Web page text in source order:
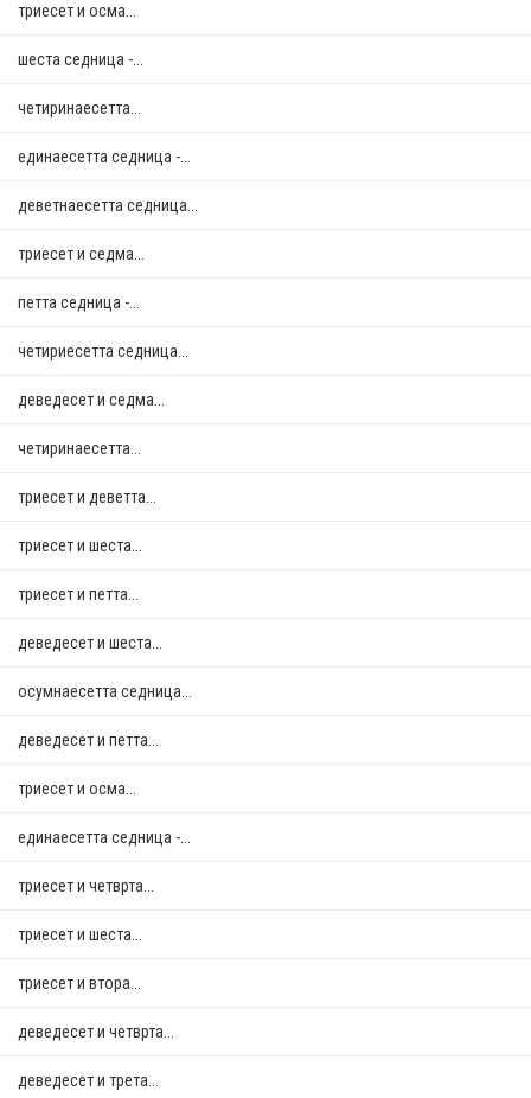
триесет и осма...
шеста седница -...
четиринаесетта...
единаесетта седница -...
деветнаесетта седница...
триесет и седма...
петта седница -...
четириесетта седница...
деведесет и седма...
четиринаесетта...
триесет и деветта...
триесет и шеста...
триесет и петта...
деведесет и шеста...
осумнaесетта седница...
деведесет и петта...
триесет и осма...
единаесетта седница -...
триесет и четврта...
триесет и шеста...
триесет и втора...
деведесет и четврта...
деведесет и трета...